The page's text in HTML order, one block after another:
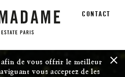
CONTACT
de vous offrir le meilleur
vous acceptez de les